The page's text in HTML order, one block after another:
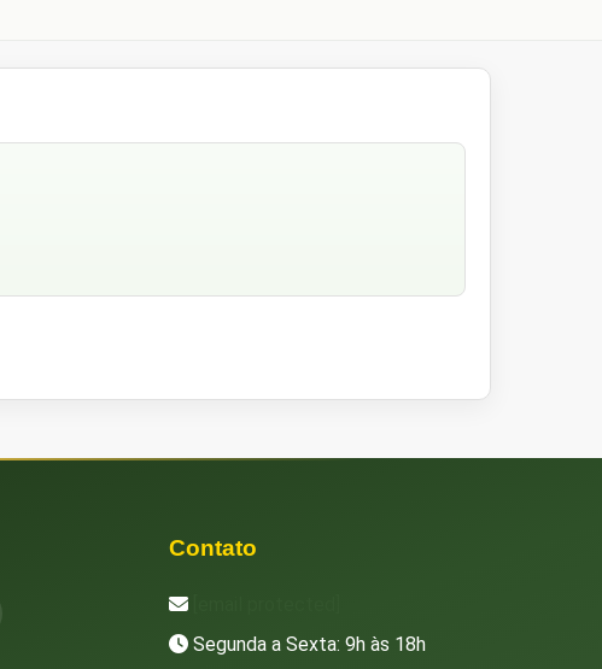
Contato
Segunda a Sexta: 9h às 18h